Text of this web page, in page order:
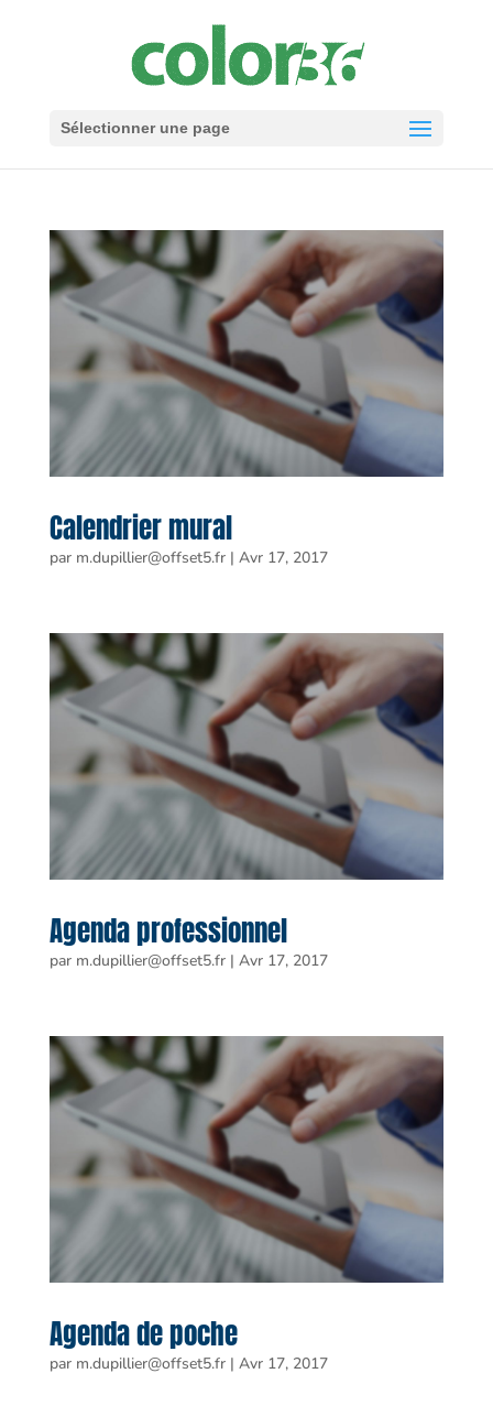
Sélectionner une page
Calendrier mural
par m.dupillier@offset5.fr| Avr 17, 2017
Agenda professionnel
par m.dupillier@offset5.fr| Avr 17, 2017
Agenda de poche
par m.dupillier@offset5.fr| Avr 17, 2017